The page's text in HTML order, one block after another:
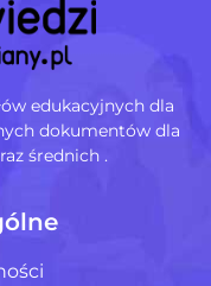
edukacyjnych dla
dokumentów dla
średnich .